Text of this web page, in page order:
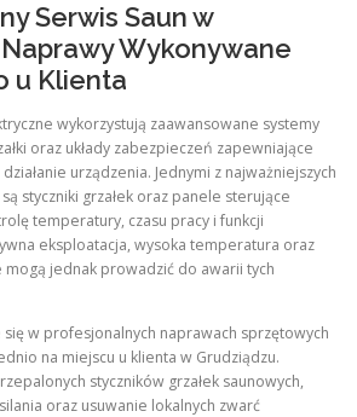
Serwis Saun w
Wykonywane
u Klienta
wykorzystują zaawansowane systemy
oraz układy zabezpieczeń zapewniające
urządzenia. Jednymi z najważniejszych
styczniki grzałek oraz panele sterujące
temperatury, czasu pracy i funkcji
eksploatacja, wysoka temperatura oraz
jednak prowadzić do awarii tych
w profesjonalnych naprawach sprzętowych
na miejscu u klienta w Grudziądzu.
styczników grzałek saunowych,
oraz usuwanie lokalnych zwarć